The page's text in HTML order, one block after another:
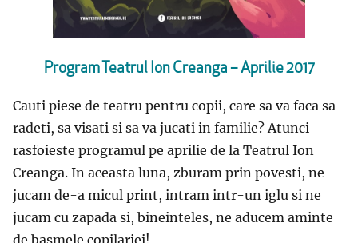
Program Teatrul Ion Creanga – Aprilie 2017
Cauti piese de teatru pentru copii, care sa va faca sa
radeti, sa visati si sa va jucati in familie? Atunci
rasfoieste programul pe aprilie de la Teatrul Ion
Creanga. In aceasta luna, zburam prin povesti, ne
jucam de-a micul print, intram intr-un iglu si ne
jucam cu zapada si, bineinteles, ne aducem aminte
de basmele copilariei!